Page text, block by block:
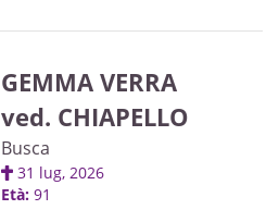
dai genitori.
GEMMA VERRA
ved. CHIAPELLO
Busca
31 lug, 2026
Età: 91